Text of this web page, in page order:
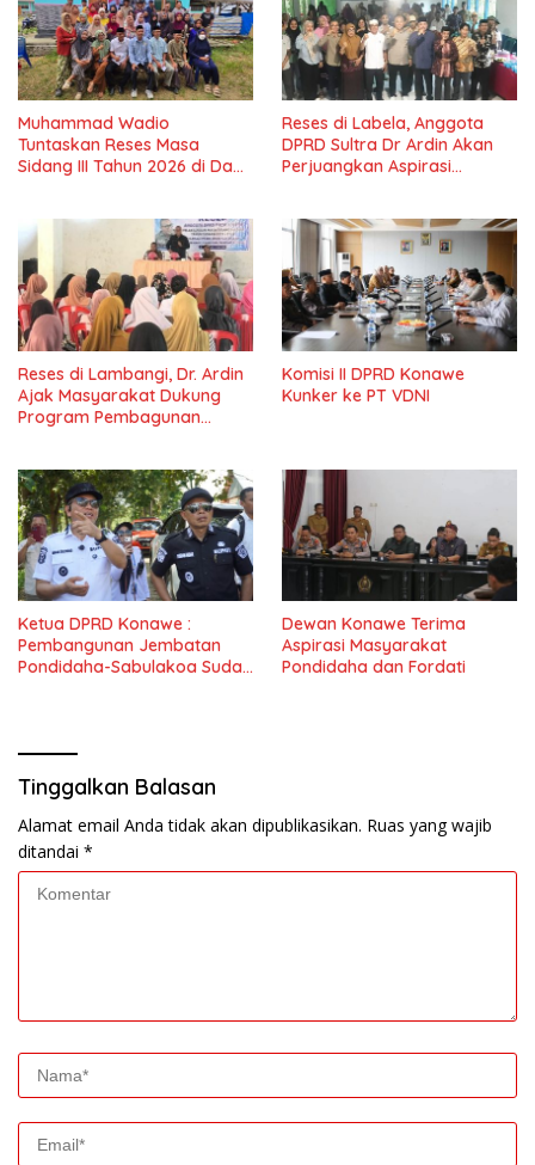
Muhammad Wadio
Tuntaskan Reses Masa
Sidang III Tahun 2026 di Dapil
Reses di Labela, Anggota
DPRD Sultra Dr Ardin Akan
Perjuangkan Aspirasi
Reses di Lambangi, Dr. Ardin
Ajak Masyarakat Dukung
Program Pembagunan
Komisi II DPRD Konawe
Kunker ke PT VDNI
Ketua DPRD Konawe :
Pembangunan Jembatan
Pondidaha-Sabulakoa Sudah
Dewan Konawe Terima
Aspirasi Masyarakat
Pondidaha dan Fordati
Tinggalkan Balasan
Alamat email Anda tidak akan dipublikasikan. Ruas yang wajib
ditandai *